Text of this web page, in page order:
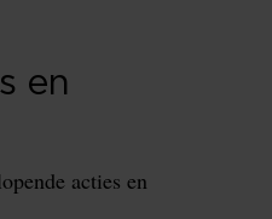
en
acties en